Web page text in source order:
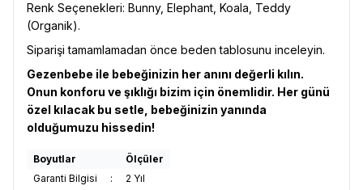
Renk Seçenekleri: Bunny, Elephant, Koala, Teddy
(Organik).
Siparişi tamamlamadan önce beden tablosunu inceleyin.
Gezenbebe ile bebeğinizin her anını değerli kılın.
Onun konforu ve şıklığı bizim için önemlidir. Her günü
özel kılacak bu setle, bebeğinizin yanında
olduğumuzu hissedin!
Boyutlar
Ölçüler
Garanti Bilgisi
: 2 Yıl